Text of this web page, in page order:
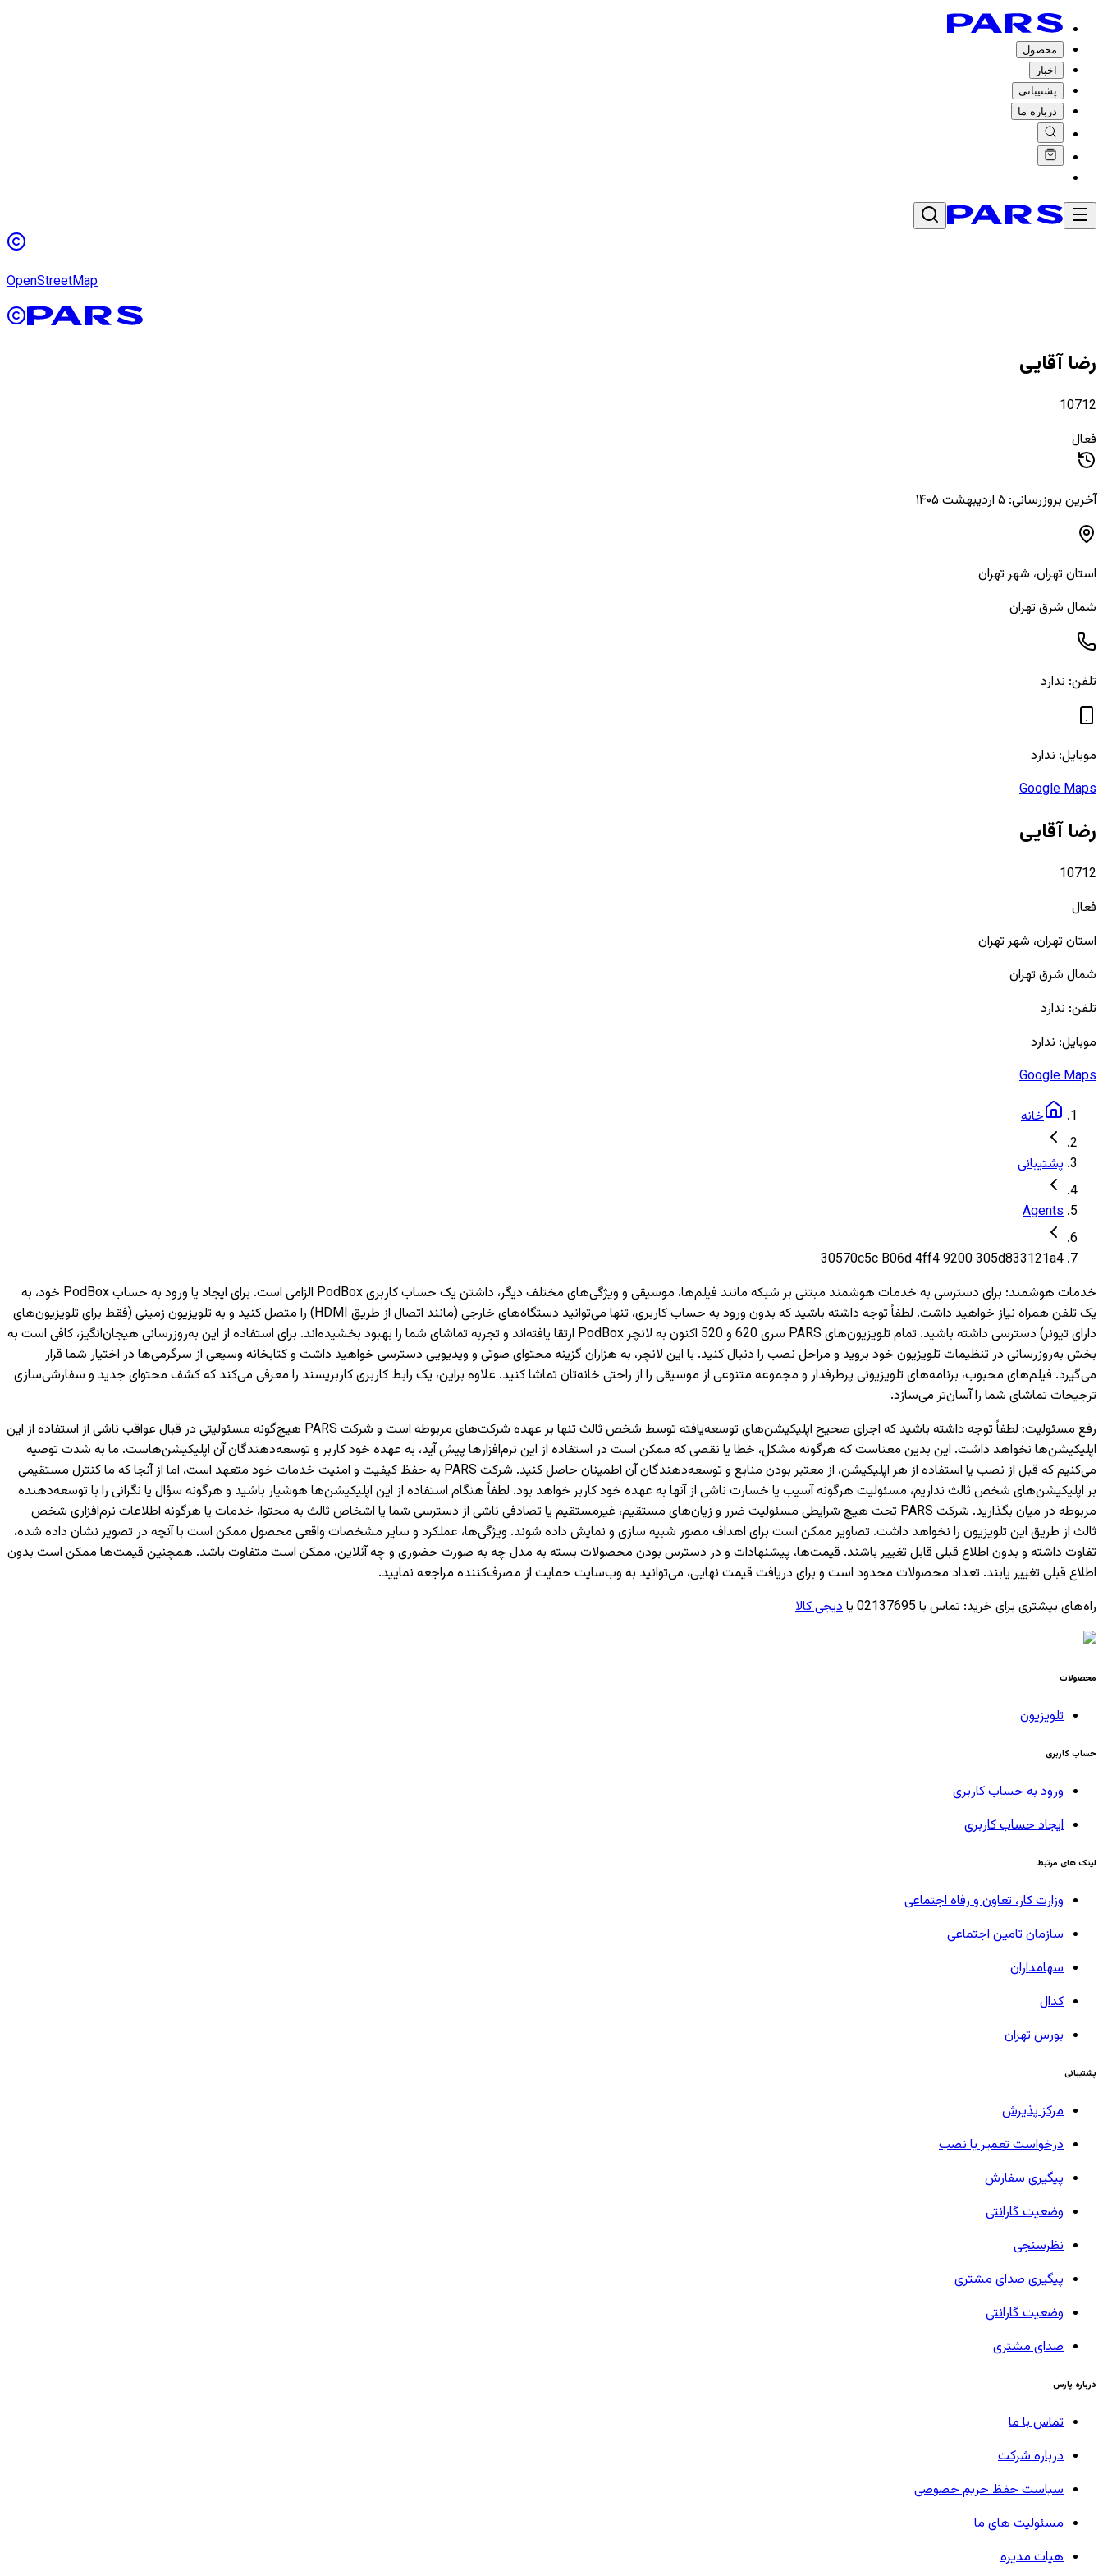
محصول
اخبار
پشتیبانی
درباره ما
OpenStreetMap
رضا آقایی
10712
فعال
آخرین بروزرسانی: ۵ اردیبهشت ۱۴۰۵
استان تهران، شهرتهران
شمال شرق تهران
تلفن: ندارد
موبایل: ندارد
Google Maps
رضا آقایی
10712
فعال
استان تهران، شهرتهران
شمال شرق تهران
تلفن: ندارد
موبایل: ندارد
Google Maps
خانه
پشتیبانی
Agents
30570c5c B06d 4ff4 9200 305d833121a4
خدمات هوشمند:
برای دسترسی به خدمات هوشمند مبتنی بر شبکه مانند فیلم‌ها، موسیقی و ویژگی‌های مختلف دیگر، داشتن یک حساب کاربری PodBox الزامی است. برای ایجاد یا ورود به حساب PodBox خود، به
یک تلفن همراه نیاز خواهید داشت. لطفاً توجه داشته باشید که بدون ورود به حساب کاربری، تنها می‌توانید دستگاه‌های خارجی (مانند اتصال از طریق HDMI) را متصل کنید و به تلویزیون‌ زمینی (فقط برای تلویزیون‌های
دارای تیونر) دسترسی داشته باشید. تمام تلویزیون‌های PARS سری 620 و 520 اکنون به لانچر PodBox ارتقا یافته‌اند و تجربه تماشای شما را بهبود بخشیده‌اند. برای استفاده از این به‌روزرسانی هیجان‌انگیز، کافی است به
بخش به‌روزرسانی در تنظیمات تلویزیون خود بروید و مراحل نصب را دنبال کنید. با این لانچر، به هزاران گزینه محتوای صوتی و ویدیویی دسترسی خواهید داشت و کتابخانه وسیعی از سرگرمی‌ها در اختیار شما قرار
می‌گیرد. فیلم‌های محبوب، برنامه‌های تلویزیونی پرطرفدار و مجموعه متنوعی از موسیقی را از راحتی خانه‌تان تماشا کنید. علاوه براین، یک رابط کاربری کاربرپسند را معرفی می‌کند که کشف محتوای جدید و سفارشی‌سازی
ترجیحات تماشای شما را آسان‌تر می‌سازد.
رفع مسئولیت:
لطفاً توجه داشته باشید که اجرای صحیح اپلیکیشن‌های توسعه‌یافته توسط شخص ثالث تنها بر عهده شرکت‌های مربوطه است و شرکت PARS هیچ‌گونه مسئولیتی در قبال عواقب ناشی از استفاده از این
اپلیکیشن‌ها نخواهد داشت. این بدین معناست که هرگونه مشکل، خطا یا نقصی که ممکن است در استفاده از این نرم‌افزارها پیش آید، به عهده خود کاربر و توسعه‌دهندگان آن اپلیکیشن‌هاست. ما به شدت توصیه
می‌کنیم که قبل از نصب یا استفاده از هر اپلیکیشن، از معتبر بودن منابع و توسعه‌دهندگان آن اطمینان حاصل کنید. شرکت PARS به حفظ کیفیت و امنیت خدمات خود متعهد است، اما از آنجا که ما کنترل مستقیمی
بر اپلیکیشن‌های شخص ثالث نداریم، مسئولیت هرگونه آسیب یا خسارت ناشی از آنها به عهده خود کاربر خواهد بود. لطفاً هنگام استفاده از این اپلیکیشن‌ها هوشیار باشید و هرگونه سؤال یا نگرانی را با توسعه‌دهنده
مربوطه در میان بگذارید. شرکت PARS تحت هیچ شرایطی مسئولیت ضرر و زیان‌های مستقیم، غیرمستقیم یا تصادفی ناشی از دسترسی شما یا اشخاص ثالث به محتوا، خدمات یا هرگونه اطلاعات نرم‌افزاری شخص
ثالث از طریق این تلویزیون را نخواهد داشت. تصاویر ممکن است برای اهداف مصور شبیه سازی و نمایش داده شوند. ویژگی‌ها، عملکرد و سایر مشخصات واقعی محصول ممکن است با آنچه در تصویر نشان داده شده،
تفاوت داشته و بدون اطلاع قبلی قابل تغییر باشند. قیمت‌ها، پیشنهادات و در دسترس بودن محصولات بسته به مدل چه به صورت حضوری و چه آنلاین، ممکن است متفاوت باشد. همچنین قیمت‌ها ممکن است بدون
اطلاع قبلی تغییر یابند. تعداد محصولات محدود است و برای دریافت قیمت نهایی، می‌توانید به وب‌سایت حمایت از مصرف‌کننده مراجعه نمایید.
راه‌های بیشتری برای خرید: تماس با 02137695 یا دیجی کالا
محصولات
تلویزیون
حساب کاربری
ورود به حساب کاربری
ایجاد حساب کاربری
لینک های مرتبط
وزارت کار، تعاون و رفاه اجتماعی
سازمان تامین اجتماعی
سهامداران
کدال
بورس تهران
پشتیبانی
مرکز پذیرش
درخواست تعمیر یا نصب
پیگیری سفارش
وضعیت گارانتی
نظرسنجی
پیگیری صدای مشتری
وضعیت گارانتی
صدای مشتری
درباره پارس
تماس با ما
درباره شرکت
سیاست حفظ حریم خصوصی
مسئولیت های ما
هیات مدیره